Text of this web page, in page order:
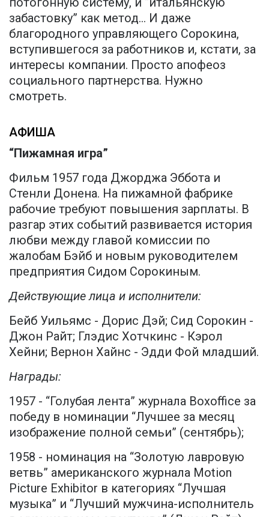
забастовку” как метод… И даже
благородного управляющего Сорокина,
вступившегося за работников и, кстати, за
интересы компании. Просто апофеоз
социального партнерства. Нужно
смотреть.
АФИША
“Пижамная игра”
Фильм 1957 года Джорджа Эббота и
Стенли Донена. На пижамной фабрике
рабочие требуют повышения зарплаты. В
разгар этих событий развивается история
любви между главой комиссии по
жалобам Бэйб и новым руководителем
предприятия Сидом Сорокиным.
Действующие лица и исполнители:
Бейб Уильямс - Дорис Дэй; Сид Сорокин -
Джон Райт; Глэдис Хотчкинс - Кэрол
Хейни; Вернон Хайнс - Эдди Фой младший.
Награды:
1957 - “Голубая лента” журнала Boxoffice за
победу в номинации “Лучшее за месяц
изображение полной семьи” (сентябрь);
1958 - номинация на “Золотую лавровую
ветвь” американского журнала Motion
Picture Exhibitor в категориях “Лучшая
музыка” и “Лучший мужчина-исполнитель